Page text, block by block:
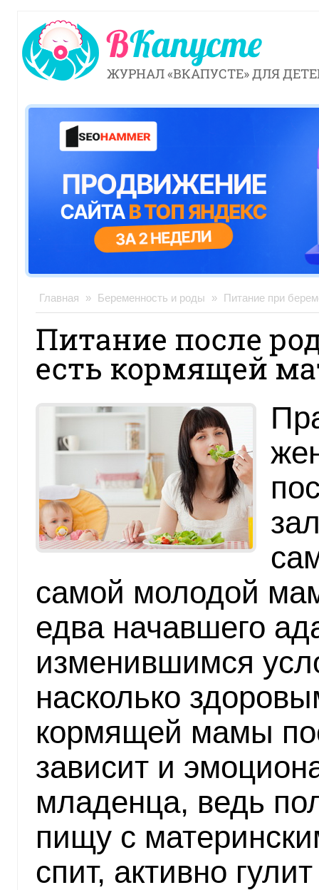
ЖУРНАЛ «ВКАПУСТЕ» ДЛЯ
Главная » Беременность и роды » Питание при
Питание после
есть кормящей
самой молодой
едва начавшего
изменившимся
насколько
кормящей мамы
зависит и
младенца, ведь
пищу с
спит, активно